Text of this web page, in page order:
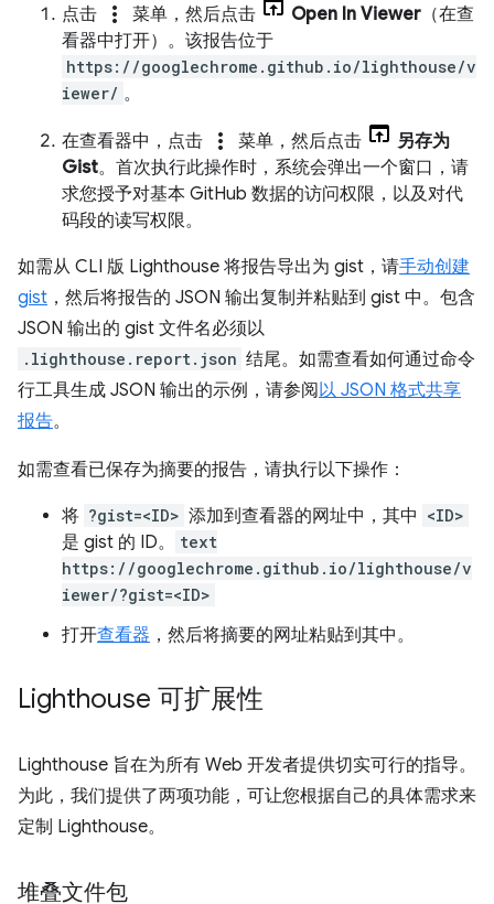
点击 more_vert 菜单，然后点击 Open In Viewer （在查
看器中打开）。该报告位于
https://googlechrome.github.io/lighthouse/v
iewer/ 。
在查看器中，点击 more_vert 菜单，然后点击
另存为
Gist。首次执行此操作时，系统会弹出一个窗口，请
求您授予对基本 GitHub 数据的访问权限，以及对代
码段的读写权限。
如需从 CLI 版 Lighthouse 将报告导出为 gist，请手动创建
gist ，然后将报告的 JSON 输出复制并粘贴到 gist 中。包含
JSON 输出的 gist 文件名必须以
.lighthouse.report.json 结尾。如需查看如何通过命令
行工具生成 JSON 输出的示例，请参阅以 JSON 格式共享
报告。
如需查看已保存为摘要的报告，请执行以下操作：
将 ?gist=<ID> 添加到查看器的网址中，其中 <ID>
是 gist 的 ID。
text
https://googlechrome.github.io/lighthouse/v
iewer/?gist=<ID>
打开查看器 ，然后将摘要的网址粘贴到其中。
Lighthouse 可扩展性
Lighthouse 旨在为所有 Web 开发者提供切实可行的指导。
为此，我们提供了两项功能，可让您根据自己的具体需求来
定制 Lighthouse。
堆叠文件包